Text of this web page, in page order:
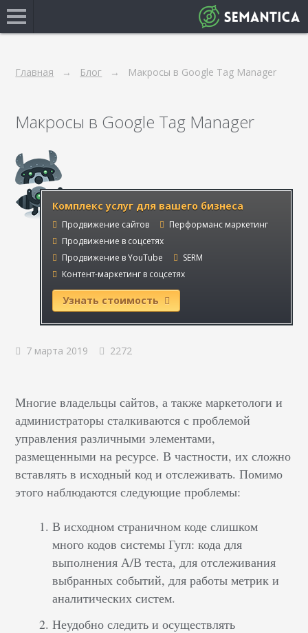
Главная Блог Макросы в Google Tag Manager
Макросы в Google Tag Manager
Комплекс услуг для вашего бизнеса
Продвижение сайтов
Перформанс маркетинг
Продвижение в соцсетях
Продвижение в YouTube
SERM
Контент-маркетинг в соцсетях
Узнать стоимость
7 марта 2019 2272
Многие владельцы сайтов, а также маркетологи и
администраторы сталкиваются с проблемой
управления различными элементами,
размещенными на ресурсе. В частности, их сложно
вставлять в исходный код и отслеживать. Помимо
этого наблюдаются следующие проблемы:
В исходном страничном коде слишком
много кодов системы Гугл: кода для
выполнения А/В теста, для отслеживания
выбранных событий, для работы метрик и
аналитических систем.
Неудобно следить и осуществлять